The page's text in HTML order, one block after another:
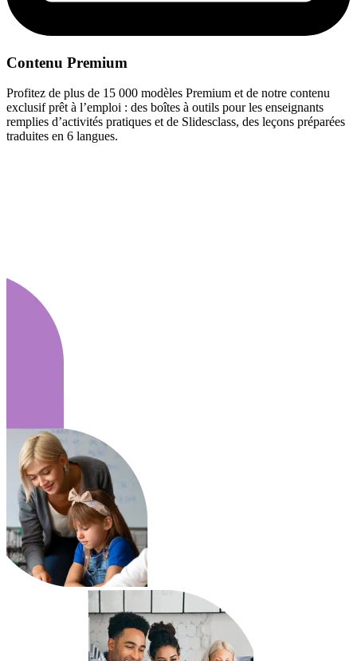
Contenu Premium
Profitez de plus de 15 000 modèles Premium et de notre contenu
exclusif prêt à l’emploi : des boîtes à outils pour les enseignants
remplies d’activités pratiques et de Slidesclass, des leçons préparées
traduites en 6 langues.